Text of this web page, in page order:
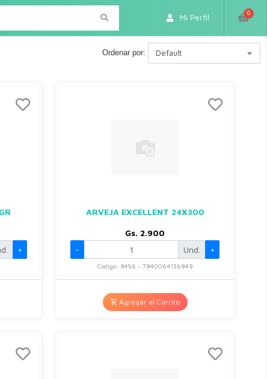
0
Mi Perfil
Ordenar por: Default
+
ARVEJA EXCELLENT 24X300
Gs. 2.900
-
Und. +
Codigo: 8456 - 7840064136849
Agregar al Carrito